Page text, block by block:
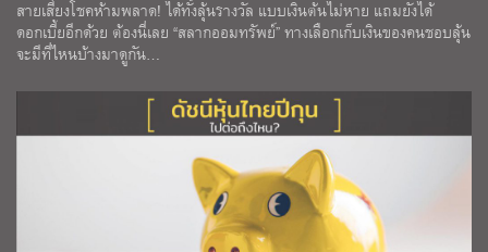
สายเสี่ยงโชคห้ามพลาด! ได้ทั้งลุ้นรางวัล แบบเงินต้นไม่หาย แถมยังได้
ดอกเบี้ยอีกด้วย ต้องนี่เลย “สลากออมทรัพย์” ทางเลือกเก็บเงินของคนชอบลุ้น
จะมีที่ไหนบ้างมาดูกัน…